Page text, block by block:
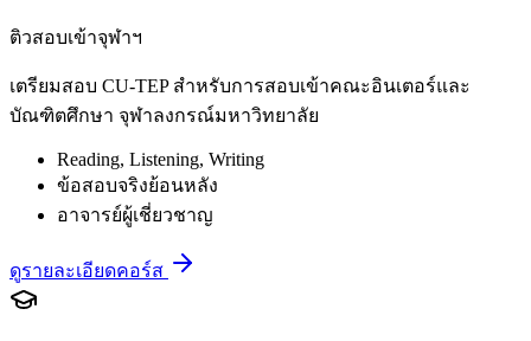
ติวสอบเข้าจุฬาฯ
เตรียมสอบ CU-TEP สำหรับการสอบเข้าคณะอินเตอร์และ
บัณฑิตศึกษา จุฬาลงกรณ์มหาวิทยาลัย
Reading, Listening, Writing
ข้อสอบจริงย้อนหลัง
อาจารย์ผู้เชี่ยวชาญ
ดูรายละเอียดคอร์ส